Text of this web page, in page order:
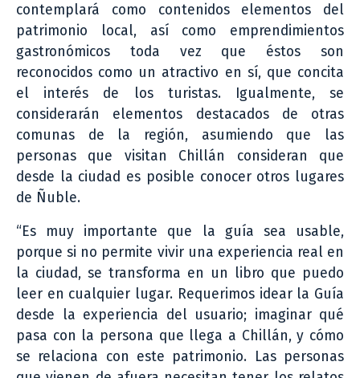
contemplará como contenidos elementos del
patrimonio local, así como emprendimientos
gastronómicos toda vez que éstos son
reconocidos como un atractivo en sí, que concita
el interés de los turistas. Igualmente, se
considerarán elementos destacados de otras
comunas de la región, asumiendo que las
personas que visitan Chillán consideran que
desde la ciudad es posible conocer otros lugares
de Ñuble.
“Es muy importante que la guía sea usable,
porque si no permite vivir una experiencia real en
la ciudad, se transforma en un libro que puedo
leer en cualquier lugar. Requerimos idear la Guía
desde la experiencia del usuario; imaginar qué
pasa con la persona que llega a Chillán, y cómo
se relaciona con este patrimonio. Las personas